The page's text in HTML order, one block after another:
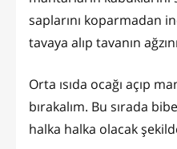
saplarını koparmadan
tavaya alıp tavanın
Orta ısıda ocağı açıp
bırakalım. Bu sırada
halka halka olacak